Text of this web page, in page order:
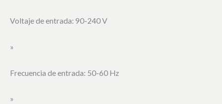
Voltaje de entrada: 90-240 V
»
Frecuencia de entrada: 50-60 Hz
»